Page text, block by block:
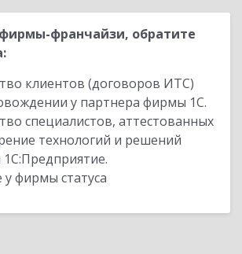
франчайзи, обратите
клиентов (договоров ИТС)
у партнера фирмы 1С.
специалистов, аттестованных
технологий и решений
у фирмы статуса